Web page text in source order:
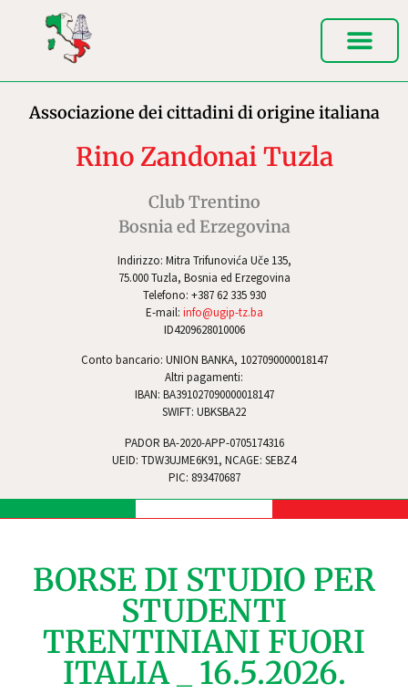
Indirizzo: Mitra Trifunovića Uče 135,
75.000 Tuzla, Bosnia ed Erzegovina
Telefono: +387 62 335 930
E-mail: info@ugip-tz.ba
ID4209628010006
Conto bancario: UNION BANKA, 1027090000018147
Altri pagamenti:
IBAN: BA391027090000018147
SWIFT: UBKSBA22
PADOR BA-2020-APP-0705174316
UEID: TDW3UJME6K91, NCAGE: SEBZ4
PIC: 893470687
Associazione dei cittadini di origine italiana
Rino Zandonai Tuzla
Club Trentino
Bosnia ed Erzegovina
BORSE DI STUDIO PER
STUDENTI
TRENTINIANI FUORI
ITALIA _ 16.5.2026.